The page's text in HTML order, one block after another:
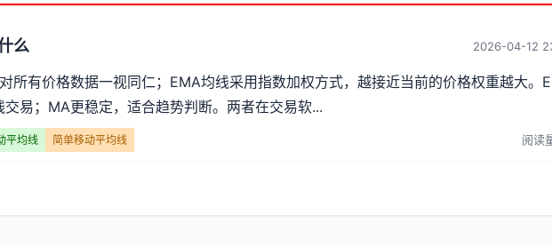
么 2026-04-12
所有价格数据一视同仁；EMA均线采用指数加权方式，越接近当前的价格权重越大。
易；MA更稳定，适合趋势判断。两者在交易软...
平均线 简单移动平均线 阅读